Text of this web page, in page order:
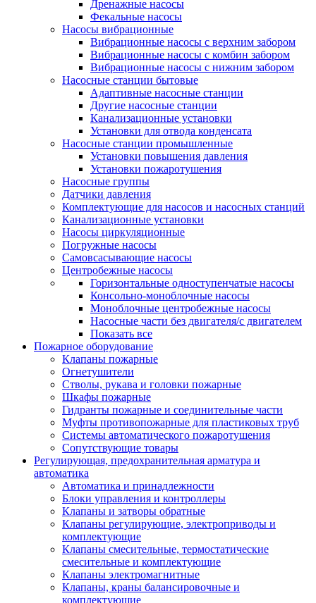
Дренажные насосы
Фекальные насосы
Насосы вибрационные
Вибрационные насосы с верхним забором
Вибрационные насосы с комбин забором
Вибрационные насосы с нижним забором
Насосные станции бытовые
Адаптивные насосные станции
Другие насосные станции
Канализационные установки
Установки для отвода конденсата
Насосные станции промышленные
Установки повышения давления
Установки пожаротушения
Насосные группы
Датчики давления
Комплектующие для насосов и насосных станций
Канализационные установки
Насосы циркуляционные
Погружные насосы
Самовсасывающие насосы
Центробежные насосы
Горизонтальные одноступенчатые насосы
Консольно-моноблочные насосы
Моноблочные центробежные насосы
Насосные части без двигателя/с двигателем
Показать все
Пожарное оборудование
Клапаны пожарные
Огнетушители
Стволы, рукава и головки пожарные
Шкафы пожарные
Гидранты пожарные и соединительные части
Муфты противопожарные для пластиковых труб
Системы автоматического пожаротушения
Сопутствующие товары
Регулирующая, предохранительная арматура и
автоматика
Автоматика и принадлежности
Блоки управления и контроллеры
Клапаны и затворы обратные
Клапаны регулирующие, электроприводы и
комплектующие
Клапаны смесительные, термостатические
смесительные и комплектующие
Клапаны электромагнитные
Клапаны, краны балансировочные и
комплектующие